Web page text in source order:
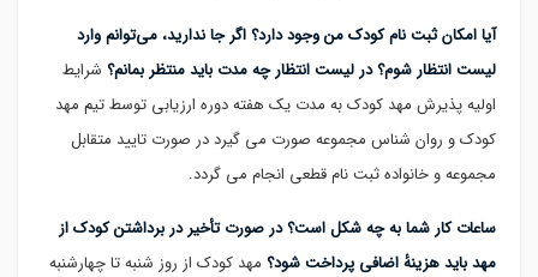
آیا امکان ثبت نام کودک من وجود دارد؟ اگر جا ندارید، می‌توانم وارد
لیست انتظار شوم؟ در لیست انتظار چه مدت باید منتظر بمانم؟ شرایط
اولیه پذیرش مهد کودک به مدت یک هفته دوره ارزیابی توسط تیم مهد
کودک و روان شناس مجموعه صورت می گیرد در صورت تایید متقابل
مجموعه و خانواده ثبت نام قطعی انجام می گردد.
ساعات کار شما به چه شکل است؟ در صورت تأخیر در برداشتن کودک از
مهد باید هزینهٔ اضافی پرداخت شود؟ مهد کودک از روز شنبه تا چهارشنبه